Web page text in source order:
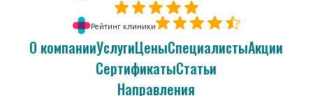
Рейтинг клиники
О компанииУслугиЦеныСпециалистыАкции
СертификатыСтатьи
Направления